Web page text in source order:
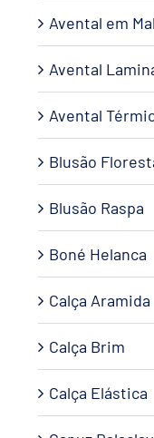
Avental em
Avental
Avental
Blusão
Blusão Raspa
Boné Helanca
Calça Aramida
Calça Brim
Calça Elástica